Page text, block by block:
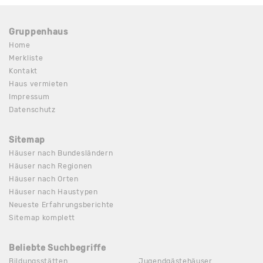
Gruppenhaus
Home
Merkliste
Kontakt
Haus vermieten
Impressum
Datenschutz
Sitemap
Häuser nach Bundesländern
Häuser nach Regionen
Häuser nach Orten
Häuser nach Haustypen
Neueste Erfahrungsberichte
Sitemap komplett
Beliebte Suchbegriffe
Bildungsstätten Jugendgästehäuser